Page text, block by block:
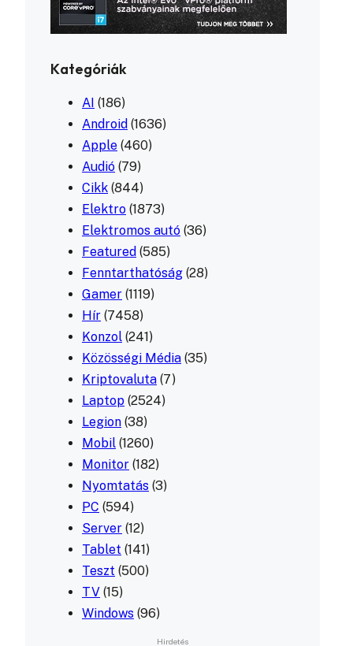
Kategóriák
AI (186)
Android (1636)
Apple (460)
Audió (79)
Cikk (844)
Elektro (1873)
Elektromos autó (36)
Featured (585)
Fenntarthatóság (28)
Gamer (1119)
Hír (7458)
Konzol (241)
Közösségi Média (35)
Kriptovaluta (7)
Laptop (2524)
Legion (38)
Mobil (1260)
Monitor (182)
Nyomtatás (3)
PC (594)
Server (12)
Tablet (141)
Teszt (500)
TV (15)
Windows (96)